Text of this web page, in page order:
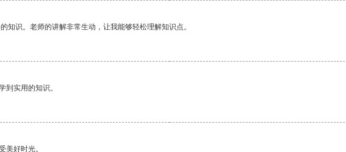
知识。老师的讲解非常生动，让我能够轻松理解知识点。
到实用的知识。
美好时光。